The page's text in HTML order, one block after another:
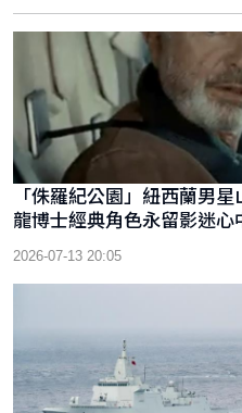
「侏羅紀公園」紐西蘭男
龍博士經典角色永留影迷心
2026-07-13 20:05